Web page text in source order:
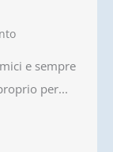
e sempre
per...